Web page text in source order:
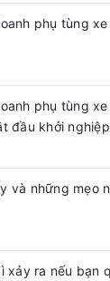
phụ tùng
phụ tùng
đầu khởi nghiệp
và những mẹo
xảy ra nếu bạn